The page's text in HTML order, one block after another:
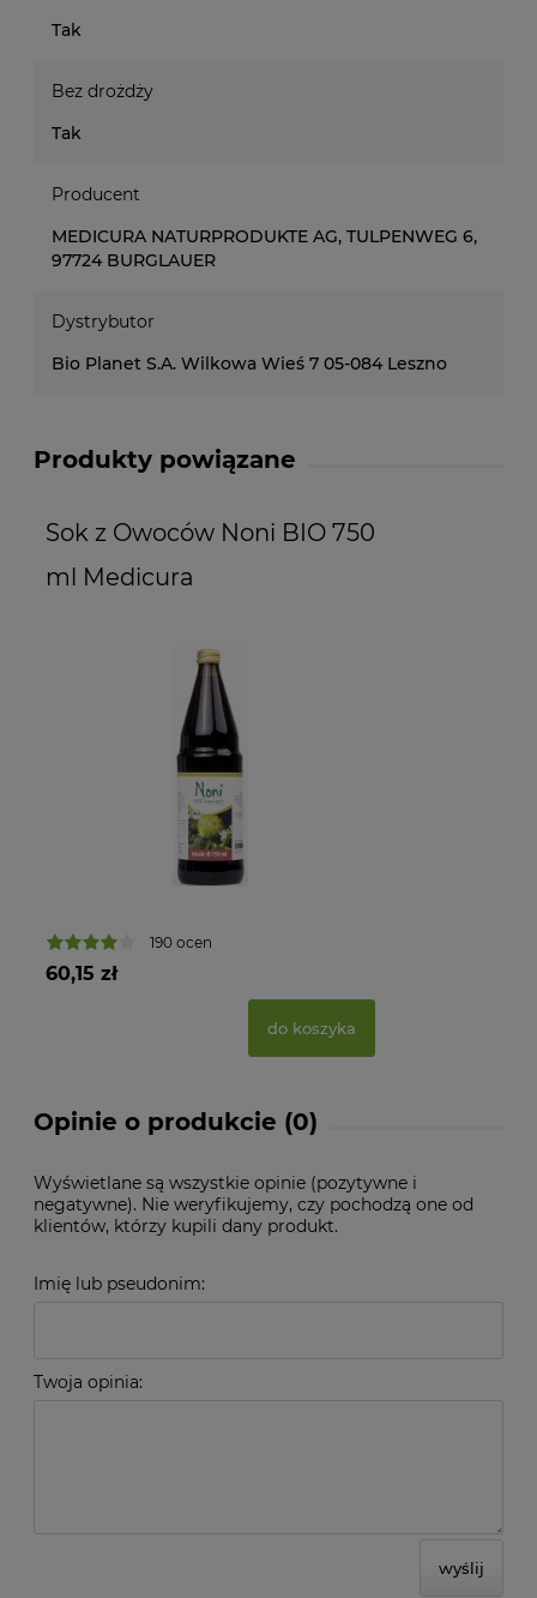
Tak
Bez drożdży
Tak
Producent
MEDICURA NATURPRODUKTE AG, TULPENWEG 6,
97724 BURGLAUER
Dystrybutor
Bio Planet S.A. Wilkowa Wieś 7 05-084 Leszno
Produkty powiązane
Sok z Owoców Noni BIO 750
ml Medicura
190 ocen
60,15 zł
do koszyka
Opinie o produkcie (0)
Wyświetlane są wszystkie opinie (pozytywne i
negatywne). Nie weryfikujemy, czy pochodzą one od
klientów, którzy kupili dany produkt.
Imię lub pseudonim:
Twoja opinia:
wyślij